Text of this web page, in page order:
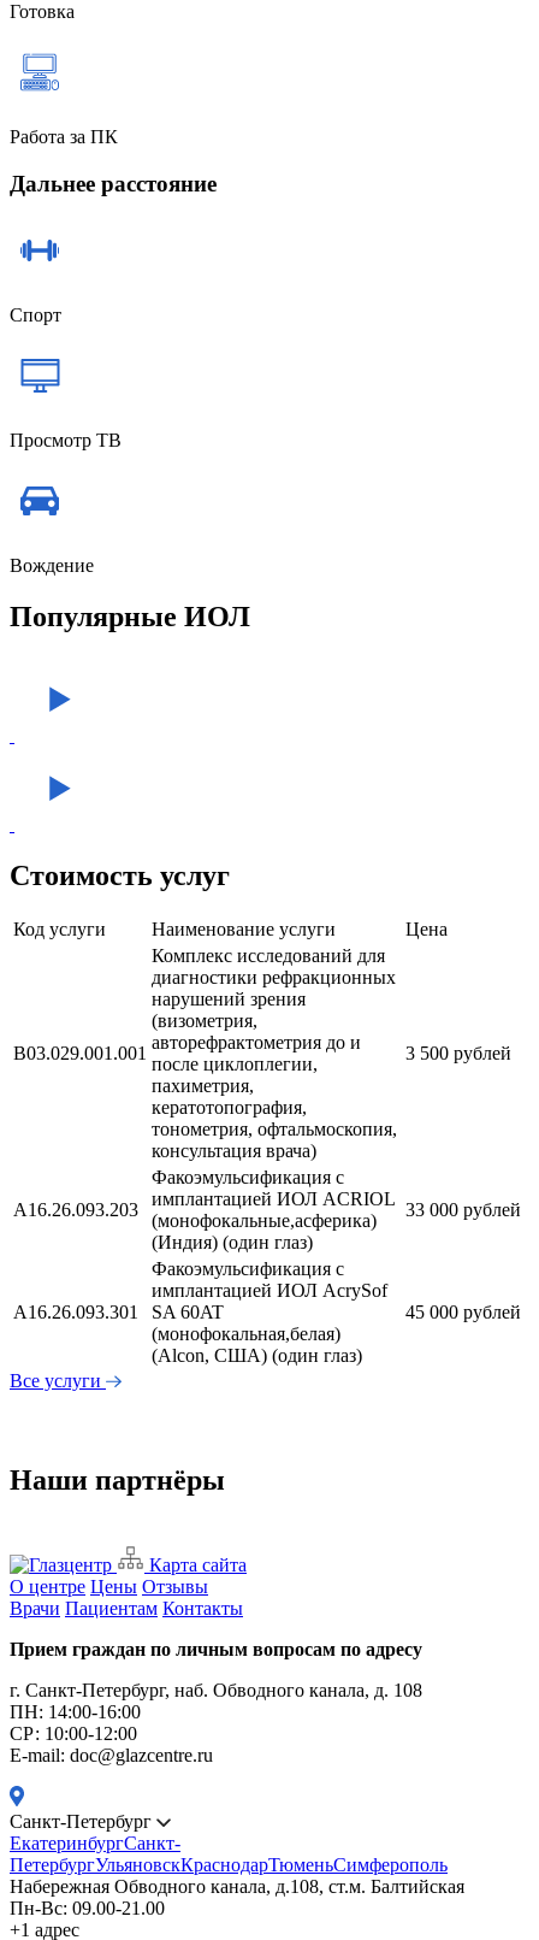
Готовка
Работа за ПК
Дальнее расстояние
Спорт
Просмотр ТВ
Вождение
Популярные ИОЛ
Стоимость услуг
Код услуги Наименование услуги Цена
В03.029.001.001
Комплекс исследований для
диагностики рефракционных
нарушений зрения
(визометрия,
авторефрактометрия до и
после циклоплегии,
пахиметрия,
кератотопография,
тонометрия, офтальмоскопия,
консультация врача)
3 500 рублей
А16.26.093.203
Факоэмульсификация с
имплантацией ИОЛ ACRIOL
(монофокальные,асферика)
(Индия) (один глаз)
33 000 рублей
А16.26.093.301
Факоэмульсификация с
имплантацией ИОЛ AcrySof
SA 60AT
(монофокальная,белая)
(Alcon, США) (один глаз)
45 000 рублей
Все услуги
Наши партнёры
Карта сайта
О центре Цены Отзывы
Врачи Пациентам Контакты
Прием граждан по личным вопросам по адресу
г. Санкт-Петербург, наб. Обводного канала, д. 108
ПН: 14:00-16:00
CР: 10:00-12:00
E-mail: doc@glazcentre.ru
Санкт-Петербург
ЕкатеринбургСанкт-
ПетербургУльяновскКраснодарТюменьСимферополь
Набережная Обводного канала, д.108, ст.м. Балтийская
Пн-Вс: 09.00-21.00
+1 адрес